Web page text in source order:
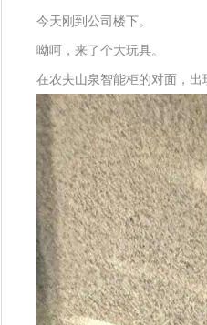
今天刚到公司楼下。
呦呵，来了个大玩具。
在农夫山泉智能柜的对面，出